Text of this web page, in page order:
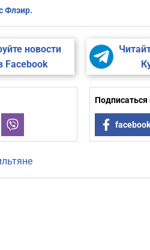
Флэир.
новости
Facebook
Telegram
Подписаться
facebook